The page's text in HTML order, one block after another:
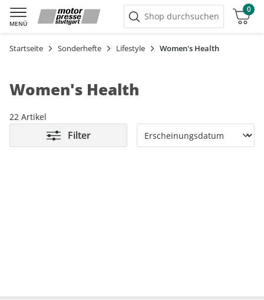
MENÜ
Shop durchsuchen
0
Warenkorb
Startseite Sonderhefte Lifestyle Women's Health
Women's Health
22 Artikel
Filter